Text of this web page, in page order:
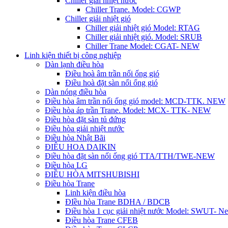
Chiller Trane. Model: CGWP
Chiller giải nhiệt gió
Chiller giải nhiệt gió Model: RTAG
Chiller giải nhiệt gió. Model: SRUB
Chiller Trane Model: CGAT- NEW
Linh kiện thiết bị công nghiệp
Dàn lạnh điều hòa
Điều hoà âm trần nối ống gió
Điều hoà đặt sàn nối ống gió
Dàn nóng điều hòa
Điều hòa âm trần nối ống gió model: MCD-TTK. NEW
Điều hòa áp trần Trane. Model: MCX- TTK- NEW
Điều hòa đặt sàn tủ đứng
Điều hòa giải nhiệt nước
Điều hòa Nhật Bãi
ĐIÊU HOA DAIKIN
Điều hòa đặt sàn nối ống gió TTA/TTH/TWE-NEW
Điều hòa LG
ĐIỀU HÒA MITSHUBISHI
Điều hòa Trane
Linh kiện điều hòa
ĐIều hòa Trane BDHA / BDCB
Điều hòa 1 cục giải nhiệt nước Model: SWUT-
Điều hòa Trane CFEB